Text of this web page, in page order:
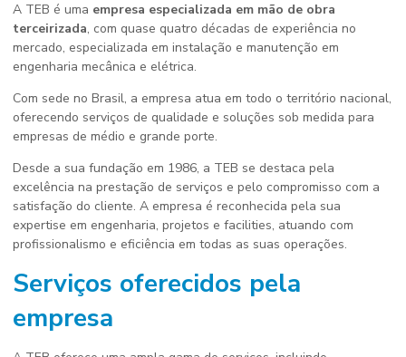
A TEB é uma empresa especializada em mão de obra
terceirizada, com quase quatro décadas de experiência no
mercado, especializada em instalação e manutenção em
engenharia mecânica e elétrica.
Com sede no Brasil, a empresa atua em todo o território nacional,
oferecendo serviços de qualidade e soluções sob medida para
empresas de médio e grande porte.
Desde a sua fundação em 1986, a TEB se destaca pela
excelência na prestação de serviços e pelo compromisso com a
satisfação do cliente. A empresa é reconhecida pela sua
expertise em engenharia, projetos e facilities, atuando com
profissionalismo e eficiência em todas as suas operações.
Serviços oferecidos pela
empresa